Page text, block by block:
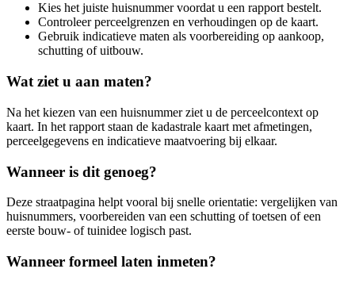
Kies het juiste huisnummer voordat u een rapport bestelt.
Controleer perceelgrenzen en verhoudingen op de kaart.
Gebruik indicatieve maten als voorbereiding op aankoop,
schutting of uitbouw.
Wat ziet u aan maten?
Na het kiezen van een huisnummer ziet u de perceelcontext op
kaart. In het rapport staan de kadastrale kaart met afmetingen,
perceelgegevens en indicatieve maatvoering bij elkaar.
Wanneer is dit genoeg?
Deze straatpagina helpt vooral bij snelle orientatie: vergelijken van
huisnummers, voorbereiden van een schutting of toetsen of een
eerste bouw- of tuinidee logisch past.
Wanneer formeel laten inmeten?